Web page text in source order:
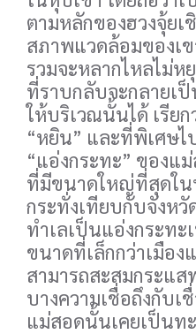
ตามหลักของฮวงจุ้ย
สภาพแวดล้อมของเ
รวมจะหลากไหลไม่ห
ที่ราบกลับจะกลายเ
ให้บริเวณนั้นได้ เรียก
“หยิน” และที่พิเศษ
“แอ่งกระทะ” ของแ
ที่มีขนาดใหญ่ที่สุดใน
กระทั่งเทียบกับจังห
ทำเลเป็นแอ่งกระท
ขนาดที่เล็กกว่าเมือ
สามารถสะสมกระแส
บางความเชื่อถึงกับเ
แม่สอดนั้นเคยเป็นท